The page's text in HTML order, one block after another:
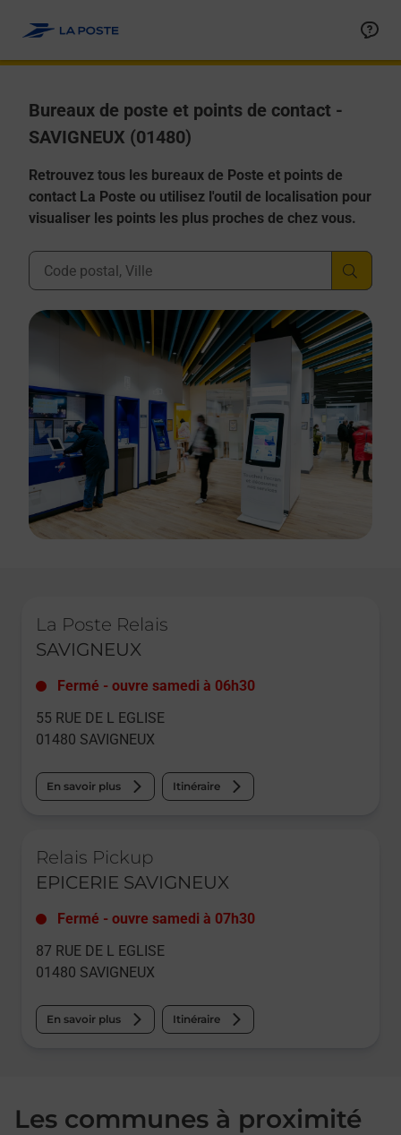
Bureaux de poste et points de contact -
SAVIGNEUX (01480)
Retrouvez tous les bureaux de Poste et points de
contact La Poste ou utilisez l'outil de localisation pour
visualiser les points les plus proches de chez vous.
Ville, Département, Code Postal
La Poste Relais
SAVIGNEUX
Fermé - ouvre samedi à 06h30
55 RUE DE L EGLISE
01480 SAVIGNEUX
En savoir plus Itinéraire
Relais Pickup
EPICERIE SAVIGNEUX
Fermé - ouvre samedi à 07h30
87 RUE DE L EGLISE
01480 SAVIGNEUX
En savoir plus Itinéraire
Les communes à proximité